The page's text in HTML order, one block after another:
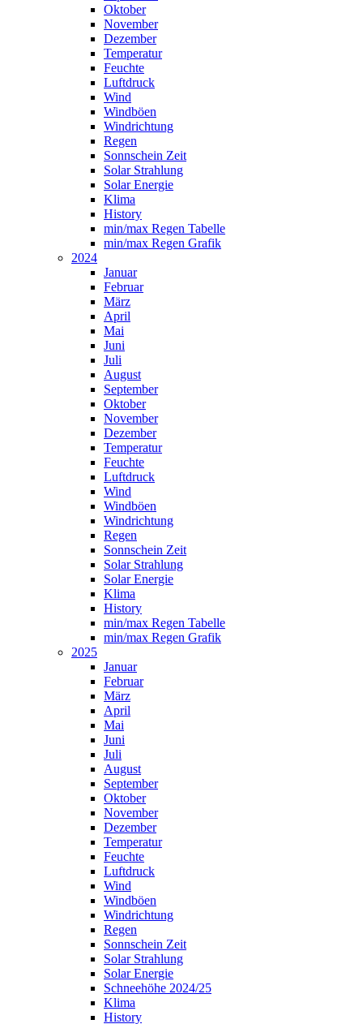
Oktober
November
Dezember
Temperatur
Feuchte
Luftdruck
Wind
Windböen
Windrichtung
Regen
Sonnschein Zeit
Solar Strahlung
Solar Energie
Klima
History
min/max Regen Tabelle
min/max Regen Grafik
2024
Januar
Februar
März
April
Mai
Juni
Juli
August
September
Oktober
November
Dezember
Temperatur
Feuchte
Luftdruck
Wind
Windböen
Windrichtung
Regen
Sonnschein Zeit
Solar Strahlung
Solar Energie
Klima
History
min/max Regen Tabelle
min/max Regen Grafik
2025
Januar
Februar
März
April
Mai
Juni
Juli
August
September
Oktober
November
Dezember
Temperatur
Feuchte
Luftdruck
Wind
Windböen
Windrichtung
Regen
Sonnschein Zeit
Solar Strahlung
Solar Energie
Schneehöhe 2024/25
Klima
History